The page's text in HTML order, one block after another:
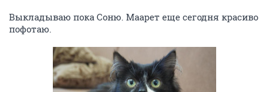
Выкладываю пока Соню. Маарет еще сегодня красиво
пофотаю.